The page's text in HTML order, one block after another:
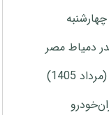
دمیاط مصر
1405)